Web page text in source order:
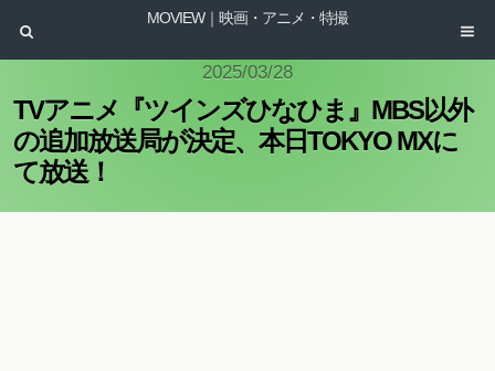
MOVIEW｜映画・アニメ・特撮
2025/03/28
TVアニメ『ツインズひなひま』MBS以外
の追加放送局が決定、本日TOKYO MXに
て放送！